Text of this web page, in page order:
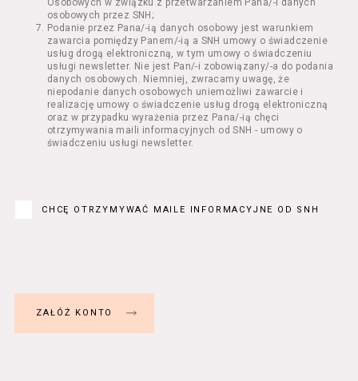
§ 2 Postanowienia ogólne
Regulamin określa zasady:
świadczenia Usługobiorcom Usług przez
Usługodawcę, z zastrzeżeniem usług, o
których mowa w ust. 2 pkt 4 i 5 poniżej,
których zasady świadczenia w zakresie
nieuregulowanym w Regulaminie precyzują
odrębne regulaminy,
przetwarzania przez Usługodawcę danych
następujące Usługi:
nabycia Biletów i Karnetów oraz
osobowych przez SNH;
Podanie przez Pana/-ią danych osobowy jest warunkiem
zawarcia pomiędzy Panem/-ią a SNH umowy o świadczenie
usług drogą elektroniczną, w tym umowy o świadczeniu
usługi newsletter. Nie jest Pan/-i zobowiązany/-a do podania
danych osobowych. Niemniej, zwracamy uwagę, że
niepodanie danych osobowych uniemożliwi zawarcie i
realizację umowy o świadczenie usług drogą elektroniczną
oraz w przypadku wyrażenia przez Pana/-ią chęci
otrzymywania maili informacyjnych od SNH - umowy o
świadczeniu usługi newsletter.
CHCĘ OTRZYMYWAĆ MAILE INFORMACYJNE OD SNH